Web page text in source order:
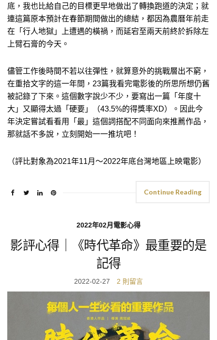
底，我也比給自己的目標更早地做出了轉換跑道的決定；就
連這篇原本預計在春節期間做出的總結，都因為農曆年前走
在「行人地獄」上遭遇的橫禍，而延宕至兩天前終於拆除左
上臂石膏的今天。
儘管工作後時間不若以往彈性，就算意外的挑戰層出不窮，
在重拾文字的這一年間，23篇我看完電影後的所思所想仍舊
被記錄了下來。這個數字說少不少，要寫出一篇「年度十
大」又顯得太過「硬要」（43.5%的得獎率XD）。因此今
年決定嘗試看看用「最」這個詞搭配不同面向來推薦作品，
那就話不多說，立刻開始一一推坑吧！
（評比對象為2021年11月～2022年底台灣地區上映電影）
Continue Reading
2022年02月電影心得
影評心得｜《時代革命》最重要的是
記得
2022-02-27 2 則留言